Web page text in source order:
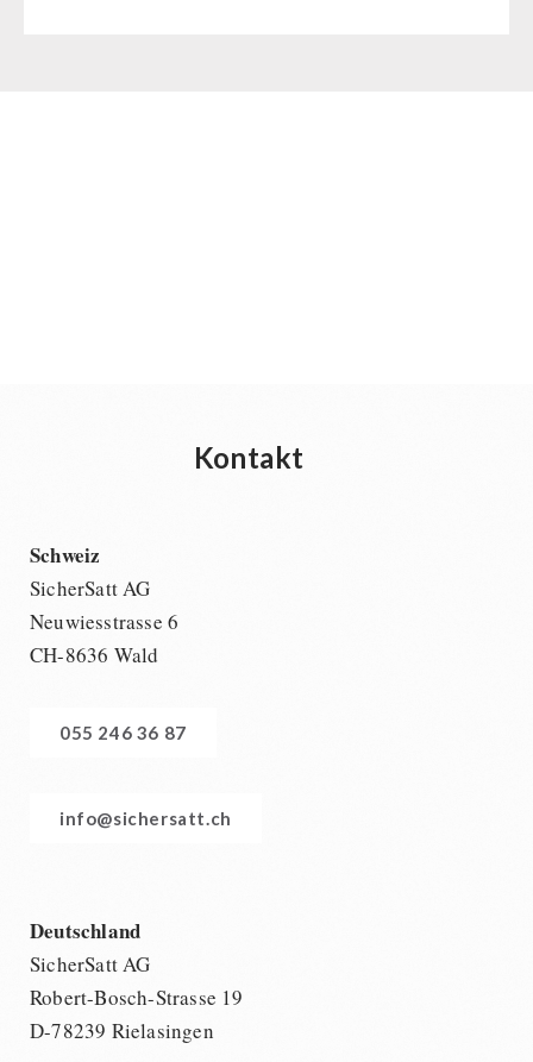
Kontakt
Schweiz
SicherSatt AG
Neuwiesstrasse 6
CH-8636 Wald
055 246 36 87
info@sichersatt.ch
Deutschland
SicherSatt AG
Robert-Bosch-Strasse 19
D-78239 Rielasingen